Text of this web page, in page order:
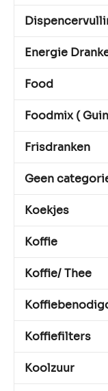
Energie
Food
Foodmix (
Frisdranken
Geen
Koekjes
Koffie
Koffie/ Thee
Koffiefilters
Koolzuur